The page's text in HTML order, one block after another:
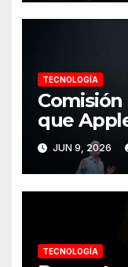
TECNOLOGÍA
que
crear una
sus
JUN 9, 2026
TECNOLOGÍA